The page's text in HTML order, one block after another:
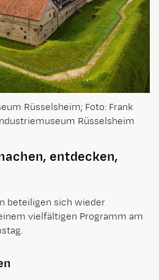
Rüsselsheim; Foto: Frank
Rüsselsheim
entdecken,
beteiligen sich wieder
vielfältigen Programm am